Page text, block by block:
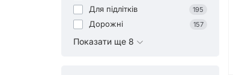
Для підлітків 195
Дорожні 157
Показати ще 8